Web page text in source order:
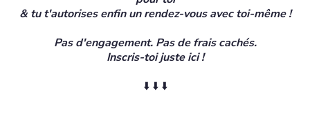
& tu t'autorises enfin un rendez-vous avec toi-même !
Pas d'engagement. Pas de frais cachés.
Inscris-toi juste ici !
⬇️ ⬇️ ⬇️